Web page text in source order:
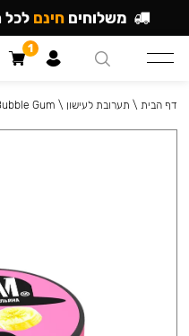
דף הבית \ תערובת לעישון \
Gum
משלוחים חינם לכל
1